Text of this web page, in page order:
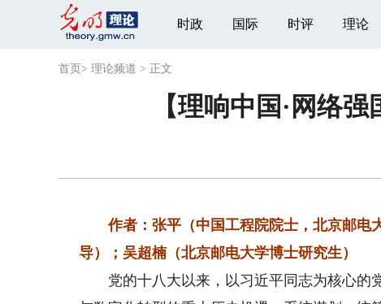
时政 国际 时评 理论
首页 > 理论频道 > 正文
【理响中国·网络
作者：张平（中国工程院院士，北京邮电
导）；吴超楠（北京邮电大学博士研究生）
党的十八大以来，以习近平同志为核心的